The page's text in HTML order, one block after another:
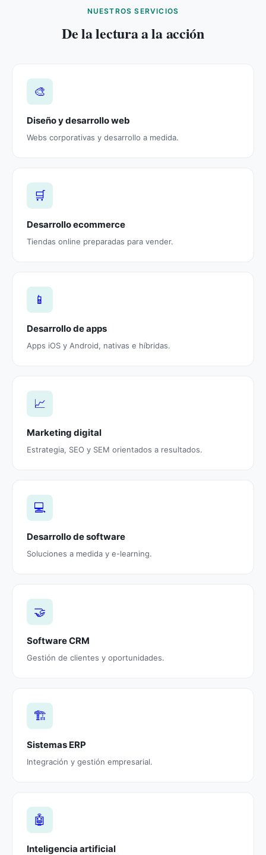
NUESTROS SERVICIOS
De la lectura a la acción
🎨
Diseño y desarrollo web
Webs corporativas y desarrollo a medida.
🛒
Desarrollo ecommerce
Tiendas online preparadas para vender.
📱
Desarrollo de apps
Apps iOS y Android, nativas e híbridas.
📈
Marketing digital
Estrategia, SEO y SEM orientados a resultados.
💻
Desarrollo de software
Soluciones a medida y e-learning.
🤝
Software CRM
Gestión de clientes y oportunidades.
🏗️
Sistemas ERP
Integración y gestión empresarial.
🤖
Inteligencia artificial